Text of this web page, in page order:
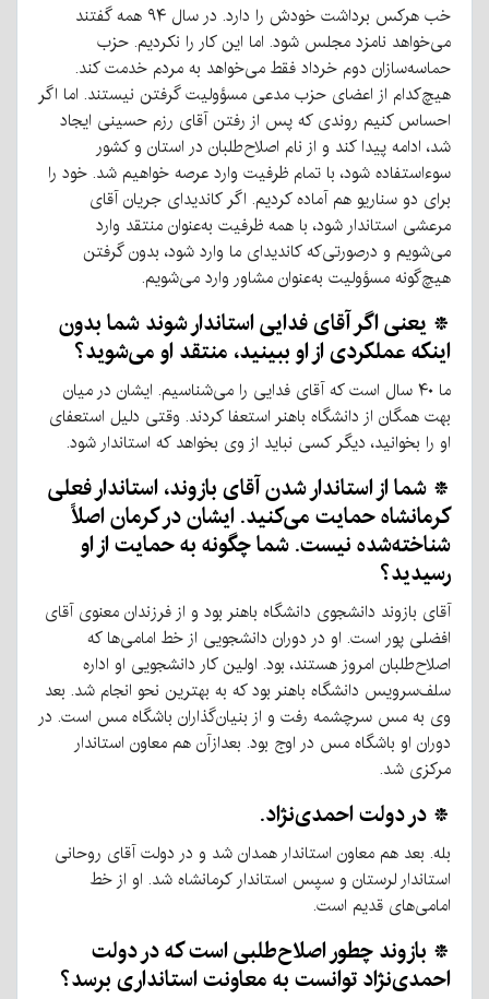
خب هرکس برداشت خودش را دارد. در سال ۹۴ همه گفتند
می‌خواهد نامزد مجلس شود. اما این کار را نکردیم. حزب
حماسه‌سازان دوم خرداد فقط می‌خواهد به مردم خدمت کند.
هیچ‌کدام از اعضای حزب مدعی مسؤولیت گرفتن نیستند. اما اگر
احساس کنیم روندی که پس از رفتن آقای رزم حسینی ایجاد
شد، ادامه پیدا کند و از نام اصلاح‌طلبان در استان و کشور
سوءاستفاده شود، با تمام ظرفیت وارد عرصه خواهیم شد. خود را
برای دو سناریو هم آماده کردیم. اگر کاندیدای جریان آقای
مرعشی استاندار شود، با همه ظرفیت به‌عنوان منتقد وارد
می‌شویم و درصورتی‌که کاندیدای ما وارد شود، بدون گرفتن
هیچ‌گونه مسؤولیت به‌عنوان مشاور وارد می‌شویم.
* یعنی اگر آقای فدایی استاندار شوند شما بدون
اینکه عملکردی از او ببینید، منتقد او می‌شوید؟
ما ۴۰ سال است که آقای فدایی را می‌شناسیم. ایشان در میان
بهت همگان از دانشگاه باهنر استعفا کردند. وقتی دلیل استعفای
او را بخوانید، دیگر کسی نباید از وی بخواهد که استاندار شود.
* شما از استاندار شدن آقای بازوند، استاندار فعلی
کرمانشاه حمایت می‌کنید. ایشان در کرمان اصلاً
شناخته‌شده نیست. شما چگونه به حمایت از او
رسیدید؟
آقای بازوند دانشجوی دانشگاه باهنر بود و از فرزندان معنوی آقای
افضلی پور است. او در دوران دانشجویی از خط امامی‌ها که
اصلاح‌طلبان امروز هستند، بود. اولین کار دانشجویی او اداره
سلف‌سرویس دانشگاه باهنر بود که به بهترین نحو انجام شد. بعد
وی به مس سرچشمه رفت و از بنیان‌گذاران باشگاه مس است. در
دوران او باشگاه مس در اوج بود. بعدازآن هم معاون استاندار
مرکزی شد.
* در دولت احمدی‌نژاد.
بله. بعد هم معاون استاندار همدان شد و در دولت آقای روحانی
استاندار لرستان و سپس استاندار کرمانشاه شد. او از خط
امامی‌های قدیم است.
* بازوند چطور اصلاح‌طلبی است که در دولت
احمدی‌نژاد توانست به معاونت استانداری برسد؟